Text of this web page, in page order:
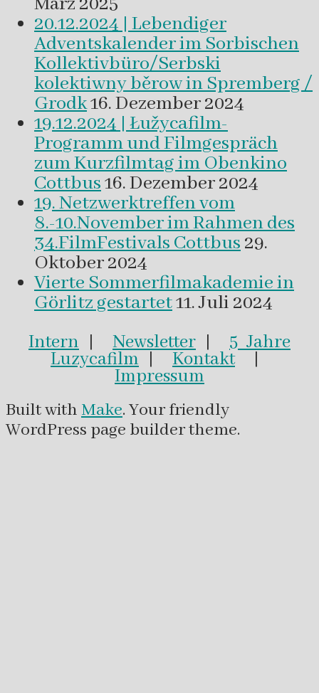
20.12.2024 | Lebendiger
Adventskalender im Sorbischen
Kollektivbüro/Serbski
kolektiwny běrow in Spremberg /
Grodk16. Dezember 2024
19.12.2024 | Łužycafilm-
Programm und Filmgespräch
zum Kurzfilmtag im Obenkino
Cottbus16. Dezember 2024
19. Netzwerktreffen vom
8.-10.November im Rahmen des
34.FilmFestivals Cottbus29.
Oktober 2024
Vierte Sommerfilmakademie in
Görlitz gestartet11. Juli 2024
Intern | Newsletter | 5 Jahre
Luzycafilm | Kontakt|
Impressum
Built withMake. Your friendly
WordPress page builder theme.